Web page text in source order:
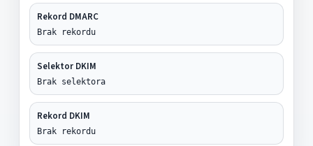
Rekord DMARC
Brak rekordu
Selektor DKIM
Brak selektora
Rekord DKIM
Brak rekordu